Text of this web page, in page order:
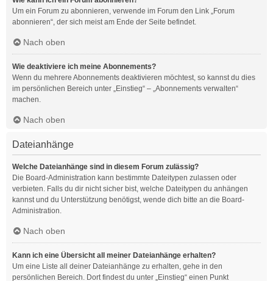
Um ein Forum zu abonnieren, verwende im Forum den Link „Forum
abonnieren“, der sich meist am Ende der Seite befindet.
Nach oben
Wie deaktiviere ich meine Abonnements?
Wenn du mehrere Abonnements deaktivieren möchtest, so kannst du dies
im persönlichen Bereich unter „Einstieg“ – „Abonnements verwalten“
machen.
Nach oben
Dateianhänge
Welche Dateianhänge sind in diesem Forum zulässig?
Die Board-Administration kann bestimmte Dateitypen zulassen oder
verbieten. Falls du dir nicht sicher bist, welche Dateitypen du anhängen
kannst und du Unterstützung benötigst, wende dich bitte an die Board-
Administration.
Nach oben
Kann ich eine Übersicht all meiner Dateianhänge erhalten?
Um eine Liste all deiner Dateianhänge zu erhalten, gehe in den
persönlichen Bereich. Dort findest du unter „Einstieg“ einen Punkt